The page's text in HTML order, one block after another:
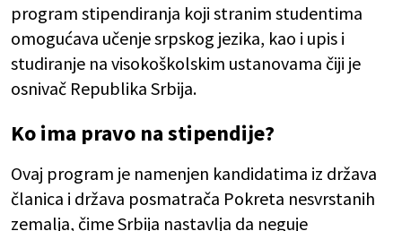
program stipendiranja koji stranim studentima
omogućava učenje srpskog jezika, kao i upis i
studiranje na visokoškolskim ustanovama čiji je
osnivač Republika Srbija.
Ko ima pravo na stipendije?
Ovaj program je namenjen kandidatima iz država
članica i država posmatrača Pokreta nesvrstanih
zemalja, čime Srbija nastavlja da neguje